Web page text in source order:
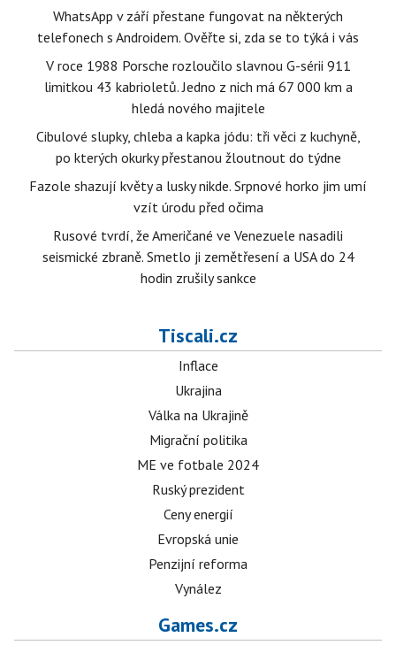
WhatsApp v září přestane fungovat na některých
telefonech s Androidem. Ověřte si, zda se to týká i vás
V roce 1988 Porsche rozloučilo slavnou G-sérii 911
limitkou 43 kabrioletů. Jedno z nich má 67 000 km a
hledá nového majitele
Cibulové slupky, chleba a kapka jódu: tři věci z kuchyně,
po kterých okurky přestanou žloutnout do týdne
Fazole shazují květy a lusky nikde. Srpnové horko jim umí
vzít úrodu před očima
Rusové tvrdí, že Američané ve Venezuele nasadili
seismické zbraně. Smetlo ji zemětřesení a USA do 24
hodin zrušily sankce
Tiscali.cz
Inflace
Ukrajina
Válka na Ukrajině
Migrační politika
ME ve fotbale 2024
Ruský prezident
Ceny energií
Evropská unie
Penzijní reforma
Vynález
Games.cz